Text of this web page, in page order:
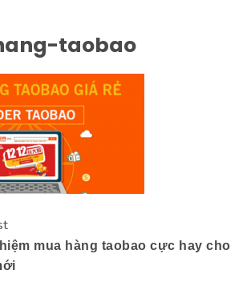
taobao
mua hàng taobao cực hay cho